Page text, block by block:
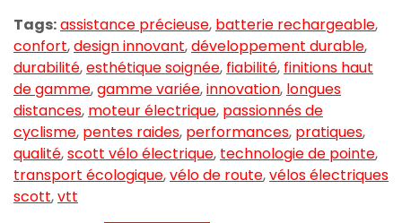
Tags:assistance précieuse, batterie rechargeable,
confort,design innovant,développement durable,
durabilité,esthétique soignée, fiabilité, finitions haut
de gamme,gamme variée,innovation, longues
distances, moteur électrique, passionnés de
cyclisme, pentes raides, performances, pratiques,
qualité,scott vélo électrique, technologie de pointe,
transport écologique,vélo de route,vélos électriques
scott,vtt